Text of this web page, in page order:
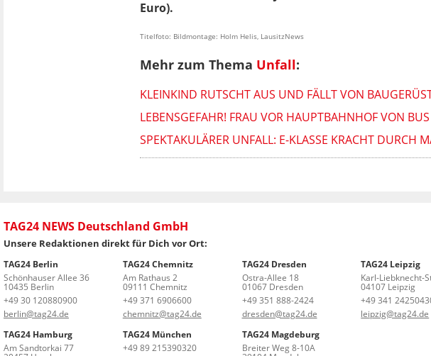
Euro).
Titelfoto: Bildmontage: Holm Helis, LausitzNews
Mehr zum Thema Unfall:
KLEINKIND RUTSCHT AUS UND FÄLLT VON
LEBENSGEFAHR! FRAU VOR HAUPTBAHNHOF VON
SPEKTAKULÄRER UNFALL: E-KLASSE KRACHT DURCH
TAG24 NEWS Deutschland GmbH
Unsere Redaktionen direkt für Dich vor Ort:
TAG24 Berlin
Schönhauser Allee 36
10435 Berlin
+49 30 120880900
berlin@tag24.de
TAG24 Chemnitz
Am Rathaus 2
09111 Chemnitz
+49 371 6906600
chemnitz@tag24.de
TAG24 Dresden
Ostra-Allee 18
01067 Dresden
+49 351 888-2424
dresden@tag24.de
TAG24 Leipzig
Karl-Liebknecht-
04107 Leipzig
+49 341
leipzig@tag24.de
TAG24 Hamburg
Am Sandtorkai 77
TAG24 München
+49 89 215390320
TAG24 Magdeburg
Breiter Weg 8-10A